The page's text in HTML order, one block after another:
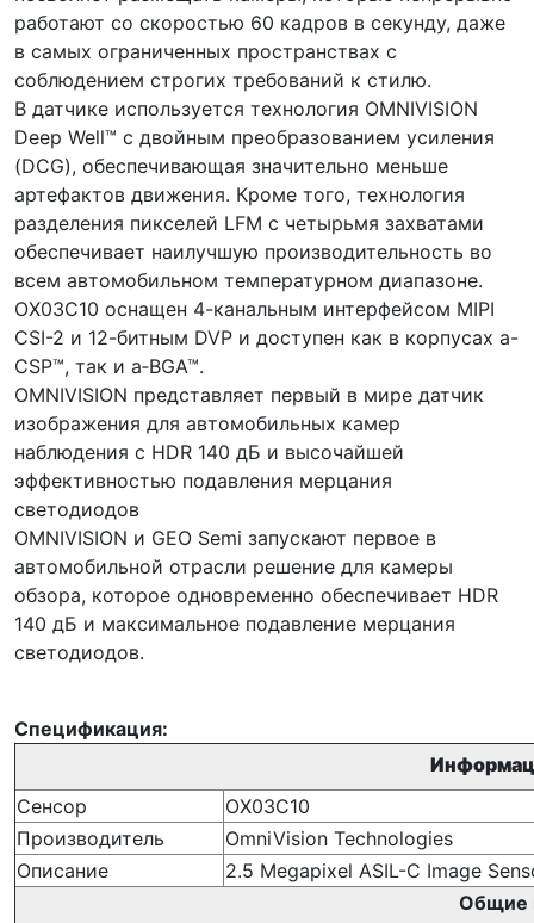
работают со скоростью 60 кадров в секунду, даже
в самых ограниченных пространствах с
соблюдением строгих требований к стилю.
В датчике используется технология OMNIVISION
Deep Well™ с двойным преобразованием усиления
(DCG), обеспечивающая значительно меньше
артефактов движения. Кроме того, технология
разделения пикселей LFM с четырьмя захватами
обеспечивает наилучшую производительность во
всем автомобильном температурном диапазоне.
OX03C10 оснащен 4-канальным интерфейсом MIPI
CSI-2 и 12-битным DVP и доступен как в корпусах a-
CSP™, так и a‑BGA™.
OMNIVISION представляет первый в мире датчик
изображения для автомобильных камер
наблюдения с HDR 140 дБ и высочайшей
эффективностью подавления мерцания
светодиодов
OMNIVISION и GEO Semi запускают первое в
автомобильной отрасли решение для камеры
обзора, которое одновременно обеспечивает HDR
140 дБ и максимальное подавление мерцания
светодиодов.
Спецификация:
Сенсор
OX03C10
Производитель
OmniVision Technologies
Описание
2.5 Megapixel ASIL-C Image
Общие